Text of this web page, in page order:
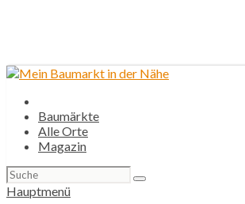
Baumärkte
Alle Orte
Magazin
Suchen
nach:
Hauptmenü